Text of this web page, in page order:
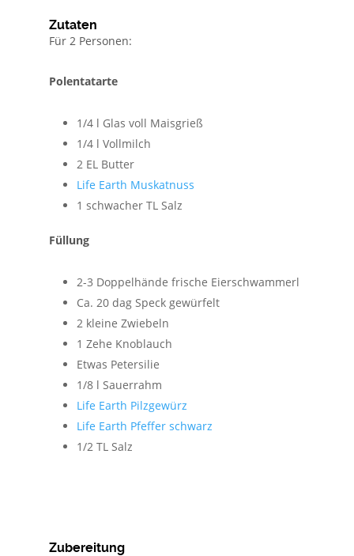
Zutaten
Für 2 Personen:
Polentatarte
1/4 l Glas voll Maisgrieß
1/4 l Vollmilch
2 EL Butter
Life Earth Muskatnuss
1 schwacher TL Salz
Füllung
2-3 Doppelhände frische Eierschwammerl
Ca. 20 dag Speck gewürfelt
2 kleine Zwiebeln
1 Zehe Knoblauch
Etwas Petersilie
1/8 l Sauerrahm
Life Earth Pilzgewürz
Life Earth Pfeffer schwarz
1/2 TL Salz
Zubereitung